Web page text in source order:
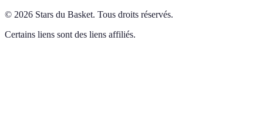
© 2026 Stars du Basket. Tous droits réservés.
Certains liens sont des liens affiliés.